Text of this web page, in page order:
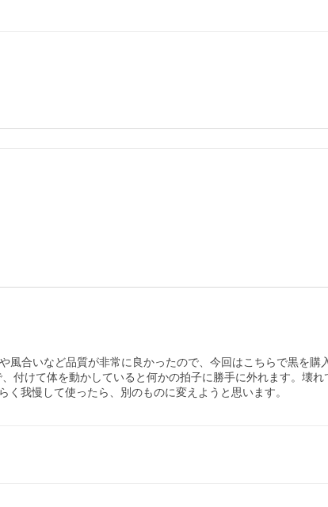
風合いなど品質が非常に良かったので、今回はこちらで黒を
付けて体を動かしていると何かの拍子に勝手に外れます。壊
我慢して使ったら、別のものに変えようと思います。